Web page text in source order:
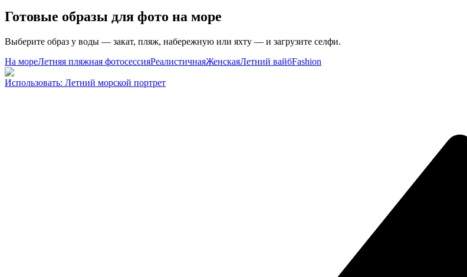
Готовые образы для фото на море
Выберите образ у воды — закат, пляж, набережную или яхту — и загрузите селфи.
На мореЛетняя пляжная фотосессияРеалистичнаяЖенскаяЛетний вайбFashion
Использовать: Летний морской портрет